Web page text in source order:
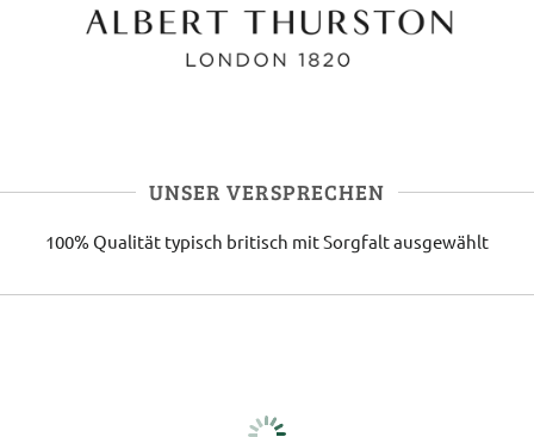
UNSER VERSPRECHEN
100% Qualität typisch britisch mit Sorgfalt ausgewählt